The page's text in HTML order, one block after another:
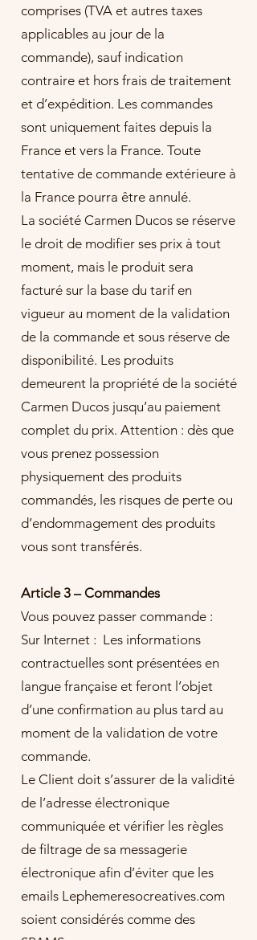
comprises (TVA et autres taxes
applicables au jour de la
commande), sauf indication
contraire et hors frais de traitement
et d’expédition. Les commandes
sont uniquement faites depuis la
France et vers la France. Toute
tentative de commande extérieure à
la France pourra être annulé.
La société Carmen Ducos se réserve
le droit de modifier ses prix à tout
moment, mais le produit sera
facturé sur la base du tarif en
vigueur au moment de la validation
de la commande et sous réserve de
disponibilité. Les produits
demeurent la propriété de la société
Carmen Ducos jusqu’au paiement
complet du prix. Attention : dès que
vous prenez possession
physiquement des produits
commandés, les risques de perte ou
d’endommagement des produits
vous sont transférés.
Article 3 – Commandes
Vous pouvez passer commande :
Sur Internet : Les informations
contractuelles sont présentées en
langue française et feront l’objet
d’une confirmation au plus tard au
moment de la validation de votre
commande.
Le Client doit s’assurer de la validité
de l’adresse électronique
communiquée et vérifier les règles
de filtrage de sa messagerie
électronique afin d’éviter que les
emails Lephemeresocreatives.com
soient considérés comme des